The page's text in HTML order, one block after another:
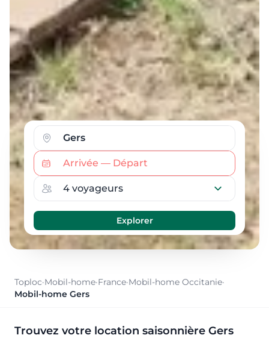
Toploc·Mobil-home·France·Mobil-home Occitanie·
Mobil-home Gers
Trouvez votre location saisonnière Gers